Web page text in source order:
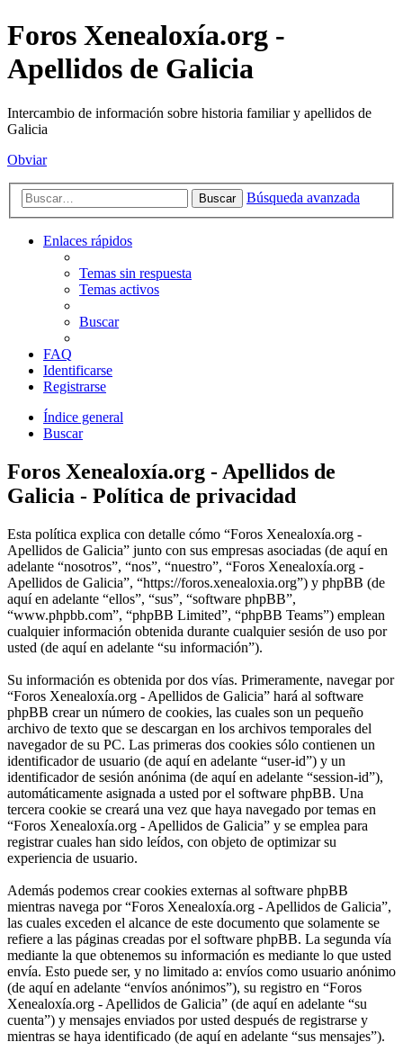
Foros Xenealoxía.org -
Apellidos de Galicia
Intercambio de información sobre historia familiar y apellidos de
Galicia
Obviar
Buscar Búsqueda avanzada
Enlaces rápidos
Temas sin respuesta
Temas activos
Buscar
FAQ
Identificarse
Registrarse
Índice general
Buscar
Foros Xenealoxía.org - Apellidos de
Galicia - Política de privacidad
Esta política explica con detalle cómo “Foros Xenealoxía.org -
Apellidos de Galicia” junto con sus empresas asociadas (de aquí en
adelante “nosotros”, “nos”, “nuestro”, “Foros Xenealoxía.org -
Apellidos de Galicia”, “https://foros.xenealoxia.org”) y phpBB (de
aquí en adelante “ellos”, “sus”, “software phpBB”,
“www.phpbb.com”, “phpBB Limited”, “phpBB Teams”) emplean
cualquier información obtenida durante cualquier sesión de uso por
usted (de aquí en adelante “su información”).
Su información es obtenida por dos vías. Primeramente, navegar por
“Foros Xenealoxía.org - Apellidos de Galicia” hará al software
phpBB crear un número de cookies, las cuales son un pequeño
archivo de texto que se descargan en los archivos temporales del
navegador de su PC. Las primeras dos cookies sólo contienen un
identificador de usuario (de aquí en adelante “user-id”) y un
identificador de sesión anónima (de aquí en adelante “session-id”),
automáticamente asignada a usted por el software phpBB. Una
tercera cookie se creará una vez que haya navegado por temas en
“Foros Xenealoxía.org - Apellidos de Galicia” y se emplea para
registrar cuales han sido leídos, con objeto de optimizar su
experiencia de usuario.
Además podemos crear cookies externas al software phpBB
mientras navega por “Foros Xenealoxía.org - Apellidos de Galicia”,
las cuales exceden el alcance de este documento que solamente se
refiere a las páginas creadas por el software phpBB. La segunda vía
mediante la que obtenemos su información es mediante lo que usted
envía. Esto puede ser, y no limitado a: envíos como usuario anónimo
(de aquí en adelante “envíos anónimos”), su registro en “Foros
Xenealoxía.org - Apellidos de Galicia” (de aquí en adelante “su
cuenta”) y mensajes enviados por usted después de registrarse y
mientras se haya identificado (de aquí en adelante “sus mensajes”).